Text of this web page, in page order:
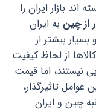
­اند بازار ایران را
از چین به ایران
بیشتر از
از لحاظ کیفیت
نیستند، اما قیمت
تاثیر­گذار،
چین و ایران